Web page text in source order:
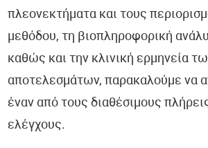
πλεονεκτήματα και τους
μεθόδου, τη βιοπληροφορική
καθώς και την κλινική ερμηνεία
αποτελεσμάτων, παρακαλούμε να
έναν από τους διαθέσιμους
ελέγχους.